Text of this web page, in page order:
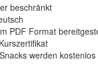
beschränkt
PDF Format
werden